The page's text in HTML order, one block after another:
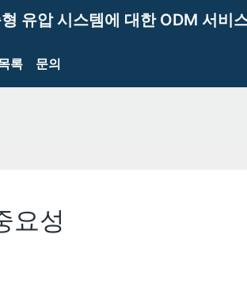
유압 시스템에 대한 ODM 서비
록 문의
요성